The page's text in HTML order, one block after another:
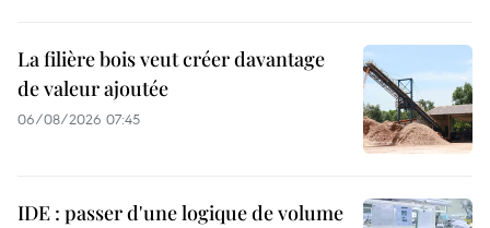
La filière bois veut créer davantage
de valeur ajoutée
06/08/2026 07:45
IDE : passer d'une logique de volume